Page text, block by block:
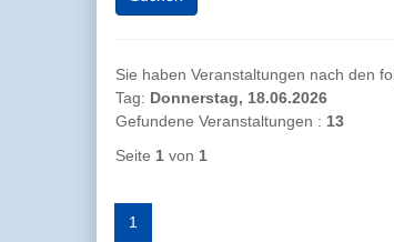
Sie haben Veranstaltungen nach den
Tag: Donnerstag, 18.06.2026
Gefundene Veranstaltungen : 13
Seite 1 von 1
1